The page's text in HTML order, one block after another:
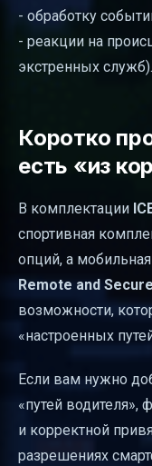
- обработку
- реакции на
экстренных служб).
Коротко
есть «из
В комплектации
спортивная
опций, а
Remote and Secure
возможности,
«настроенных
Если вам нужно
«путей
и корректной
разрешениях